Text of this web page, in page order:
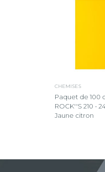
CHEMISES
Paquet de 100
ROCK''S 210 -
Jaune citron